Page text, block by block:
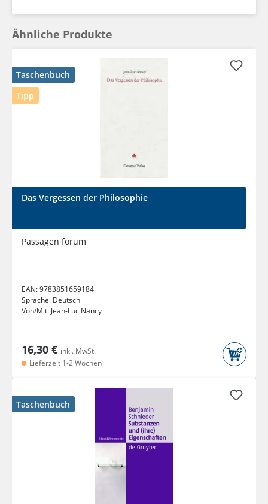
Ähnliche Produkte
Taschenbuch
Tipp
Das Vergessen der Philosophie
Passagen forum
EAN:9783851659184
Sprache: Deutsch
Von/Mit: Jean-Luc Nancy
16,30 € inkl. MwSt.
Lieferzeit 1-2 Wochen
Taschenbuch